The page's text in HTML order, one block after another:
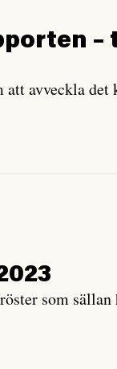
–
avveckla det
som